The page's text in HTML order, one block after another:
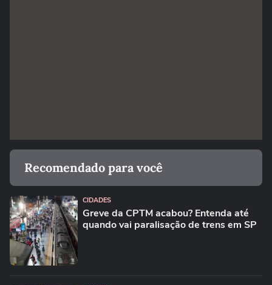
Recomendado para você
CIDADES
Greve da CPTM acabou? Entenda até
quando vai paralisação de trens em SP